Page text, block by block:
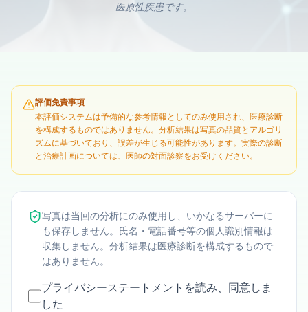
医原性疾患です。
評価免責事項
本評価システムは予備的な参考情報としてのみ使用され、医療診断
を構成するものではありません。分析結果は写真の品質とアルゴリ
ズムに基づいており、誤差が生じる可能性があります。実際の診断
と治療計画については、医師の対面診察をお受けください。
写真は当回の分析にのみ使用し、いかなるサーバーに
も保存しません。氏名・電話番号等の個人識別情報は
収集しません。分析結果は医療診断を構成するもので
はありません。
プライバシーステートメントを読み、同意しま
した